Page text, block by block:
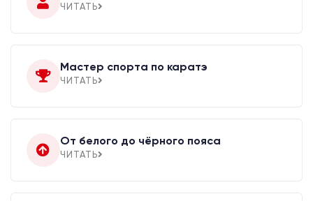
ЧИТАТЬ
Мастер спорта по каратэ
ЧИТАТЬ
От белого до чёрного пояса
ЧИТАТЬ